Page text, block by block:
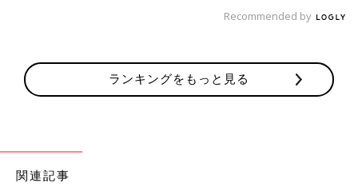
Recommended by
ランキングをもっと見る
関連記事